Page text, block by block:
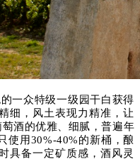
一众特级一级园干白获得
细， 风土表现力精准，让
酒的优雅、细腻，普遍年
使用30%-40%的新桶， 酿
具备一定矿质感，酒风灵